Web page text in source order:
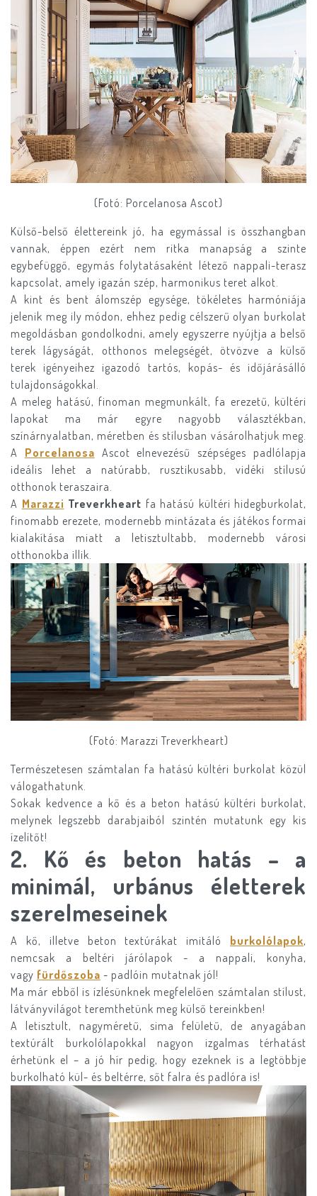
(Fotó: Porcelanosa Ascot)
Külső-belső élettereink jó, ha egymással is összhangban
vannak, éppen ezért nem ritka manapság a szinte
egybefüggő, egymás folytatásaként létező nappali-terasz
kapcsolat, amely igazán szép, harmonikus teret alkot.
A kint és bent álomszép egysége, tökéletes harmóniája
jelenik meg ily módon, ehhez pedig célszerű olyan burkolat
megoldásban gondolkodni, amely egyszerre nyújtja a belső
terek lágyságát, otthonos melegségét, ötvözve a külső
terek igényeihez igazodó tartós, kopás- és időjárásálló
tulajdonságokkal.
A meleg hatású, finoman megmunkált, fa erezetű, kültéri
lapokat ma már egyre nagyobb választékban,
színárnyalatban, méretben és stílusban vásárolhatjuk meg.
A
Porcelanosa Ascot elnevezésű szépséges padlólapja
ideális lehet a natúrabb, rusztikusabb, vidéki stílusú
otthonok teraszaira.
A Marazzi Treverkheart fa hatású kültéri hidegburkolat,
finomabb erezete, modernebb mintázata és játékos formai
kialakítása miatt a letisztultabb, modernebb városi
otthonokba illik.
(Fotó: Marazzi Treverkheart)
Természetesen számtalan fa hatású kültéri burkolat közül
válogathatunk.
Sokak kedvence a kő és a beton hatású kültéri burkolat,
melynek legszebb darabjaiból szintén mutatunk egy kis
ízelítőt!
2. Kő és beton hatás – a
minimál, urbánus életterek
szerelmeseinek
A kő, illetve beton textúrákat imitáló burkolólapok,
nemcsak a beltéri járólapok - a nappali, konyha,
vagy fürdőszoba - padlóin mutatnak jól!
Ma már ebből is ízlésünknek megfelelően számtalan stílust,
látványvilágot teremthetünk meg külső tereinkben!
A letisztult, nagyméretű, sima felületű, de anyagában
textúrált burkolólapokkal nagyon izgalmas térhatást
érhetünk el – a jó hír pedig, hogy ezeknek is a legtöbbje
burkolható kül- és beltérre, sőt falra és padlóra is!